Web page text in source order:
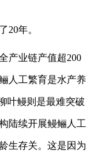
年。
业链产值超200
人工繁育是水产养
叶鳗则是最难突破
陆续开展鳗鲡人工
生存关。这是因为